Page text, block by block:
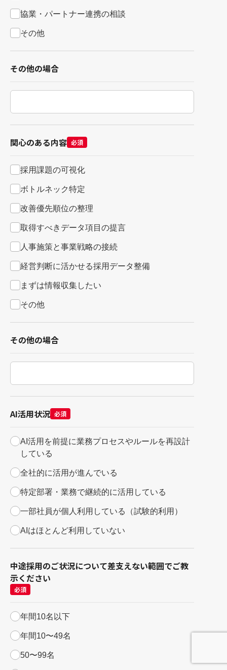
協業・パートナー連携の相談
その他
その他の場合
関心のある内容 必須
採用課題の可視化
ボトルネック特定
改善優先順位の整理
取得すべきデータ項目の提言
人事施策と事業戦略の接続
経営判断に活かせる採用データ整備
まずは情報収集したい
その他
その他の場合
AI活用状況 必須
AI活用を前提に業務プロセスやルールを再設計
している
全社的に活用が進んでいる
特定部署・業務で継続的に活用している
一部社員が個人利用している（試験的利用）
AIはほとんど利用していない
中途採用のご状況について差支えない範囲でご教
示ください
必須
年間10名以下
年間10〜49名
50〜99名